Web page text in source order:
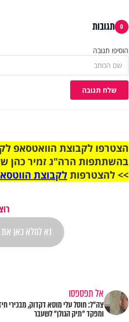
0 תגובות
הוסיפו תגובה
שלח תגובה
בהשתתפות הרה"ג זמיר כהן
>> להצטרפותלקבוצת
אל תפספסו
צה"ל: חוסל עלי מוסא דקדוק, מבכירי
ומפקד "תיק הגולן" לשעבר